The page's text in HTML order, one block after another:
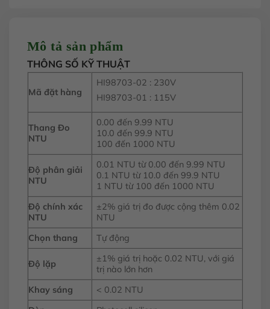
Mô tả sản phẩm
THÔNG SỐ KỸ THUẬT
Mã đặt hàng
HI98703-02 : 230V
HI98703-01 : 115V
Thang Đo
NTU
0.00 đến 9.99 NTU
10.0 đến 99.9 NTU
100 đến 1000 NTU
Độ phân giải
NTU
0.01 NTU từ 0.00 đến 9.99 NTU
0.1 NTU từ 10.0 đến 99.9 NTU
1 NTU từ 100 đến 1000 NTU
Độ chính xác
NTU
±2% giá trị đo được cộng thêm 0.02
NTU
Chọn thang
Tự động
Độ lặp
±1% giá trị hoặc 0.02 NTU, với giá
trị nào lớn hơn
Khay sáng
< 0.02 NTU